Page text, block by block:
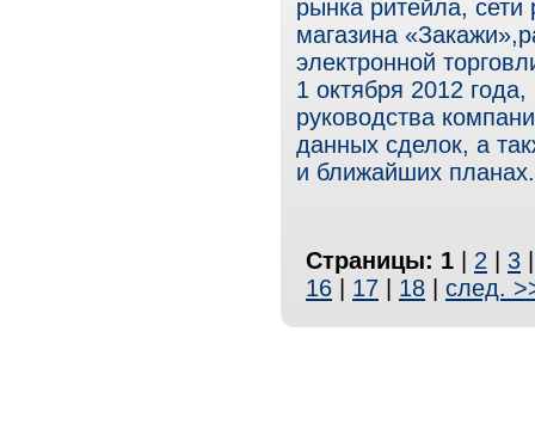
рынка ритейла, сети
магазина
электронной
1 октября 2012
руководства
данных сделок, а
и ближайших планах.
Страницы: 1 2 3
16
17 18 след.